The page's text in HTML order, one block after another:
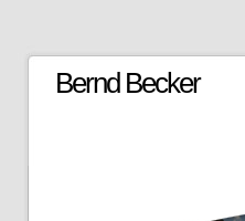
Bernd Becker